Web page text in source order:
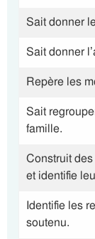
Sait donner
Sait donner
Repère les
Sait
famille.
Construit
et identifie
Identifie les
soutenu.